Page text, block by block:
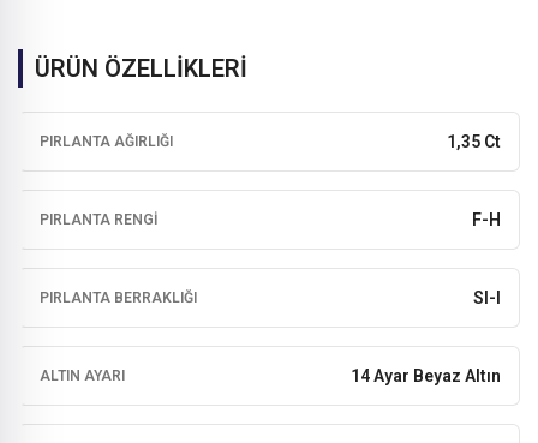
ÜRÜN ÖZELLİKLERİ
PIRLANTA AĞIRLIĞI 1,35 Ct
PIRLANTA RENGI F-H
PIRLANTA BERRAKLIĞI SI-I
ALTIN AYARI 14 Ayar Beyaz Altın